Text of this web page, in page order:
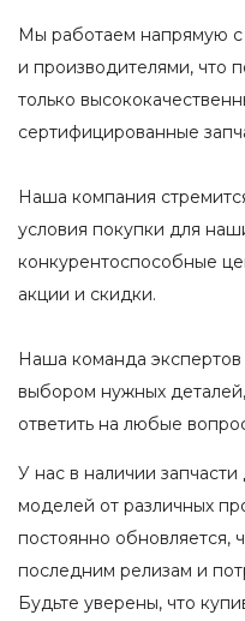
Мы работаем напрямую
и производителями, что
только
сертифицированные
Наша компания
условия покупки для
конкурентоспособные
акции и скидки.
Наша команда экспертов
выбором нужных
ответить на любые
У нас в наличии
моделей от различных
постоянно обновляется,
последним релизам и
Будьте уверены, что